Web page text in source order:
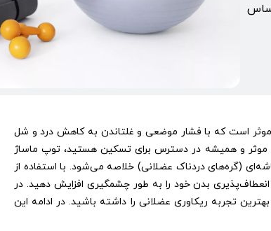
است که با فشار موضعی و غلتاندن به کاهش درد و شل
موثر و همیشه در دسترس برای تسکین هستید، توپ ماساژ
(گره‌های دردناک عضلانی) خلاصه می‌شود. با استفاده از
بدن خود را به طور چشمگیری افزایش دهید. در
تجربه ریکاوری عضلانی را داشته باشید. در ادامه این